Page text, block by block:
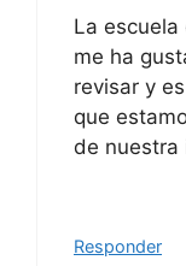
La
me ha
revisar y
que
de nuestra
Responder